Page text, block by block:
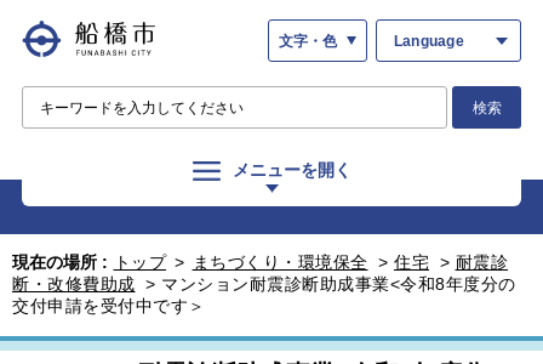
文字・色 Language
検索
メニューを開く
現在の場所 : トップ > まちづくり・環境保全 > 住宅 > 耐震診
断・改修費助成 > マンション耐震診断助成事業<令和8年度分の
交付申請を受付中です＞